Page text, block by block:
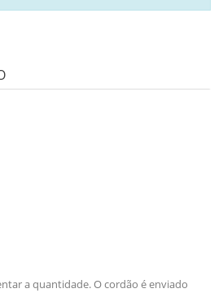
a quantidade. O cordão é enviado